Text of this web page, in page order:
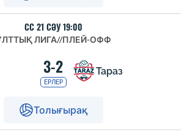
СС 21 СӘУ 19:00
ЛИГА//ПЛЕЙ-ОФФ
3-2
ЕРЛЕР
Тараз
Толығырақ